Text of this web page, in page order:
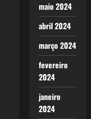
maio 2024
abril 2024
março 2024
fevereiro
2024
janeiro
2024